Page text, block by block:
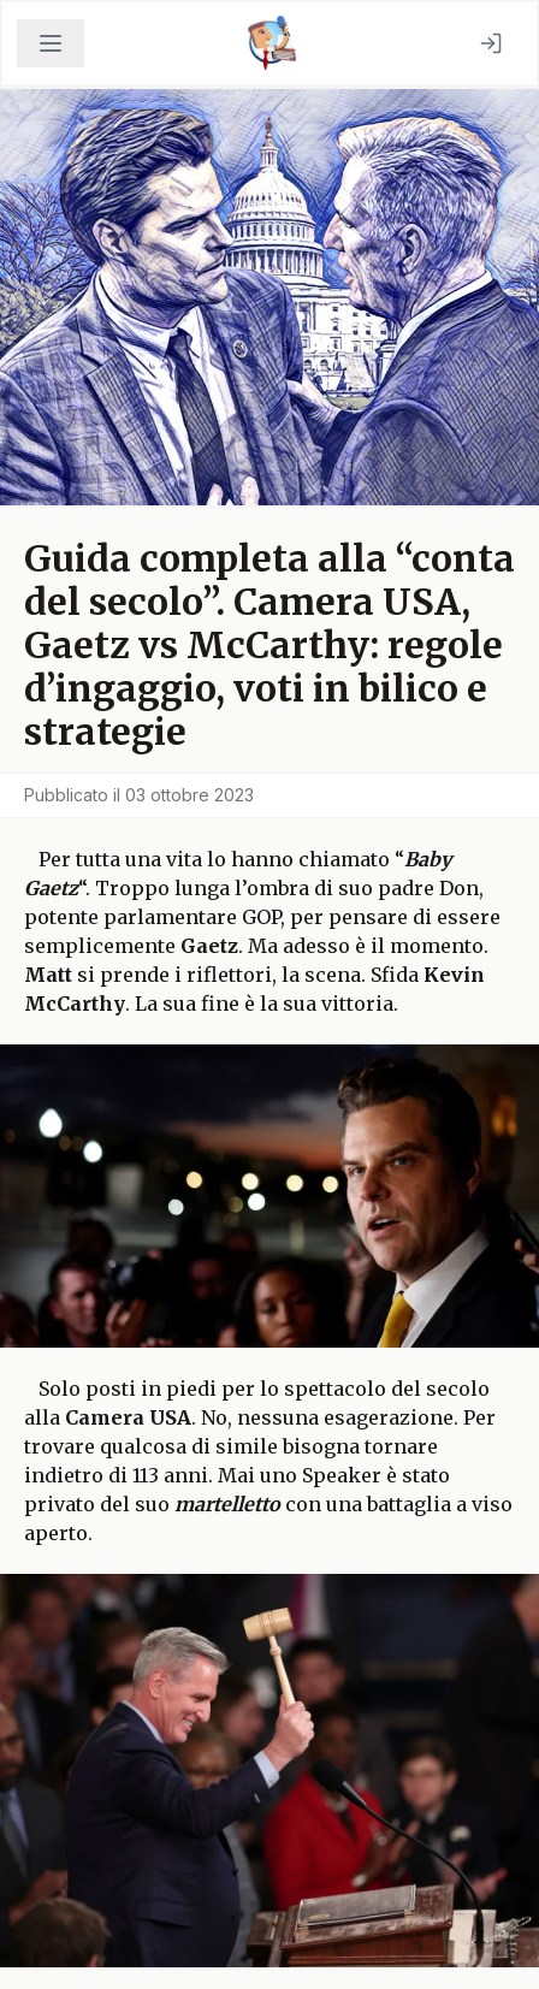
Guida completa alla “conta
del secolo”. Camera USA,
Gaetz vs McCarthy: regole
d’ingaggio, voti in bilico e
strategie
Pubblicato il 03 ottobre 2023
Per tutta una vita lo hanno chiamato “Baby
Gaetz“. Troppo lunga l’ombra di suo padre Don,
potente parlamentare GOP, per pensare di essere
semplicemente Gaetz. Ma adesso è il momento.
Matt si prende i riflettori, la scena. Sfida Kevin
McCarthy. La sua fine è la sua vittoria.
Solo posti in piedi per lo spettacolo del secolo
alla Camera USA. No, nessuna esagerazione. Per
trovare qualcosa di simile bisogna tornare
indietro di 113 anni. Mai uno Speaker è stato
privato del suo martelletto con una battaglia a viso
aperto.